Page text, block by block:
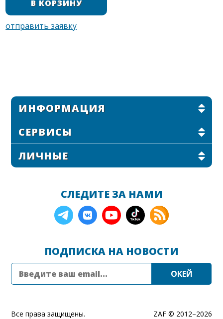
ИНФОРМАЦИЯ
СЕРВИСЫ
ЛИЧНЫЕ
СЛЕДИТЕ ЗА НАМИ
ПОДПИСКА НА НОВОСТИ
ZAF © 2012–2026
Все права защищены.